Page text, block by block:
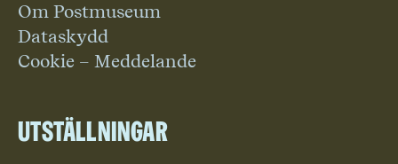
Om Postmuseum
Dataskydd
Cookie – Meddelande
Utställningar